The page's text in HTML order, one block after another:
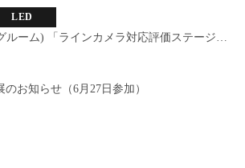
LED
ルーム) 「ラインカメラ対応評価ステージ」
のお知らせ（6月27日参加）